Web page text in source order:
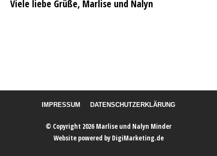
Viele liebe Grüße, Marlise und Nalyn
IMPRESSUM DATENSCHUTZERKLÄRUNG
© Copyright 2026 Marlise und Nalyn Minder
Website powered by DigiMarketing.de